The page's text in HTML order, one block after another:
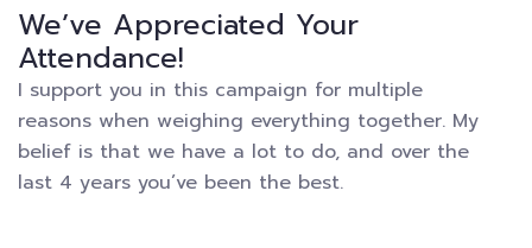
We’ve Appreciated Your
Attendance!
I support you in this campaign for multiple
reasons when weighing everything together. My
belief is that we have a lot to do, and over the
last 4 years you’ve been the best.